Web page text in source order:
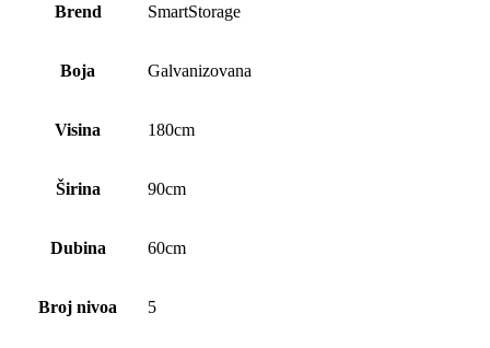
Brend SmartStorage
Boja Galvanizovana
Visina 180cm
Širina 90cm
Dubina 60cm
Broj nivoa 5